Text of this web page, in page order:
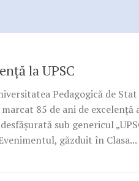
la UPSC
Pedagogică de
85 de ani de excelență
sub genericul
găzduit în Clasa...